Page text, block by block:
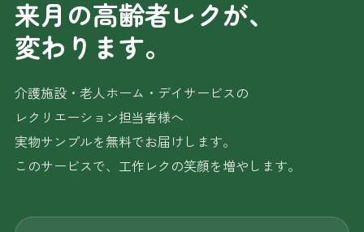
来月の高齢者レクが、
変わります。
介護施設・老人ホーム・デイサービスの
レクリエーション担当者様へ
実物サンプルを無料でお届けします。
このサービスで、工作レクの笑顔を増やします。